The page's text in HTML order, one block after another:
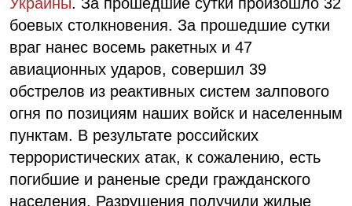
боевых столкновения. За прошедшие сутки
враг нанес восемь ракетных и 47
авиационных ударов, совершил 39
обстрелов из реактивных систем залпового
огня по позициям наших войск и населенным
пунктам. В результате российских
террористических атак, к сожалению, есть
погибшие и раненые среди гражданского
населения. Разрушения получили жилые